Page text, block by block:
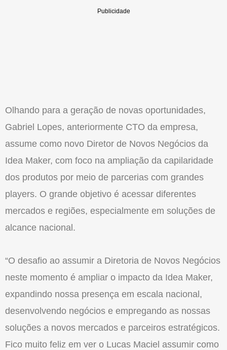
Olhando para a geração de novas oportunidades,
Gabriel Lopes, anteriormente CTO da empresa,
assume como novo Diretor de Novos Negócios da
Idea Maker, com foco na ampliação da capilaridade
dos produtos por meio de parcerias com grandes
players. O grande objetivo é acessar diferentes
mercados e regiões, especialmente em soluções de
alcance nacional.
“O desafio ao assumir a Diretoria de Novos Negócios
neste momento é ampliar o impacto da Idea Maker,
expandindo nossa presença em escala nacional,
desenvolvendo negócios e empregando as nossas
soluções a novos mercados e parceiros estratégicos.
Fico muito feliz em ver o Lucas Maciel assumir como